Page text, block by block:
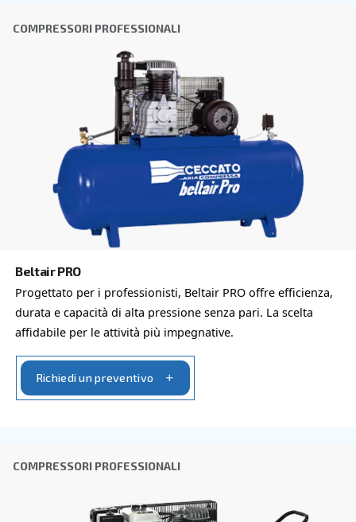
CAP*
Richiesta*
L'invio di questa richiesta ci consentirà di contattarti
raccolti. Per ulteriori informazioni, è possibile
informativa sulla privacy.
Ho letto e accettato l'informativa sulla privacy
Clicca per iniziare